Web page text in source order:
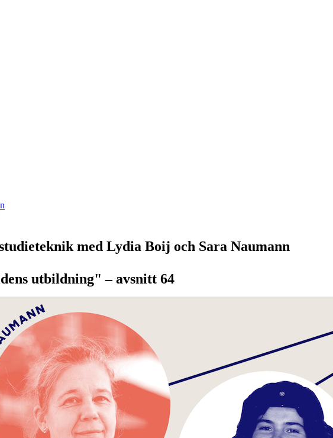
med Lydia Boij och Sara Naumann
utbildning" – avsnitt 64